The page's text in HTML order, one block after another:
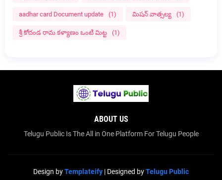
aadhar card Document update (1) మిషన్ వాత్సల్య (1)
శ్రీ కోదండ రామ కళ్యాణం ఒంటి మిట్ట (1)
ABOUT US
Telugu Public Is The All in One Platform For Telugu People
Design byTemplateify | Designed byTelugu Public